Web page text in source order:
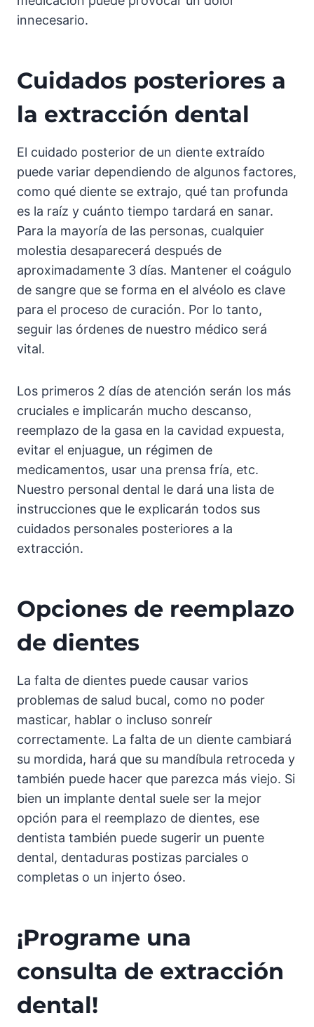
innecesario.
Cuidados posteriores a
la extracción dental
El cuidado posterior de un diente extraído
puede variar dependiendo de algunos factores,
como qué diente se extrajo, qué tan profunda
es la raíz y cuánto tiempo tardará en sanar.
Para la mayoría de las personas, cualquier
molestia desaparecerá después de
aproximadamente 3 días. Mantener el coágulo
de sangre que se forma en el alvéolo es clave
para el proceso de curación. Por lo tanto,
seguir las órdenes de nuestro médico será
vital.
Los primeros 2 días de atención serán los más
cruciales e implicarán mucho descanso,
reemplazo de la gasa en la cavidad expuesta,
evitar el enjuague, un régimen de
medicamentos, usar una prensa fría, etc.
Nuestro personal dental le dará una lista de
instrucciones que le explicarán todos sus
cuidados personales posteriores a la
extracción.
Opciones de reemplazo
de dientes
La falta de dientes puede causar varios
problemas de salud bucal, como no poder
masticar, hablar o incluso sonreír
correctamente. La falta de un diente cambiará
su mordida, hará que su mandíbula retroceda y
también puede hacer que parezca más viejo. Si
bien un implante dental suele ser la mejor
opción para el reemplazo de dientes, ese
dentista también puede sugerir un puente
dental, dentaduras postizas parciales o
completas o un injerto óseo.
¡Programe una
consulta de extracción
dental!